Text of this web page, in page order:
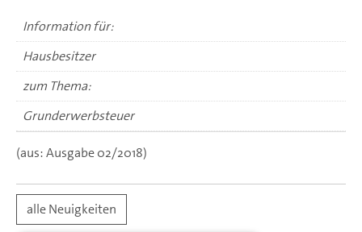
Information für:
Hausbesitzer
zum Thema:
Grunderwerbsteuer
(aus: Ausgabe 02/2018)
alle Neuigkeiten